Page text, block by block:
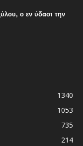
ο εν ύδασι την
1340
1053
735
214